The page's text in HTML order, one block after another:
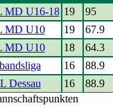
MD U16-18 19
95
MD U10 19
67.9
MD U10 18
64.3
16
88.9
Dessau 16
88.9